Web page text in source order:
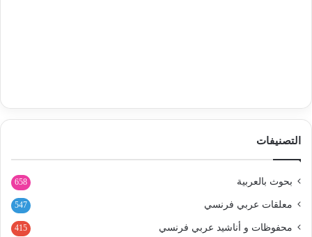
التصنيفات
بحوث بالعربية 658
معلقات عربي فرنسي 547
محفوظات و أناشيد عربي فرنسي 415